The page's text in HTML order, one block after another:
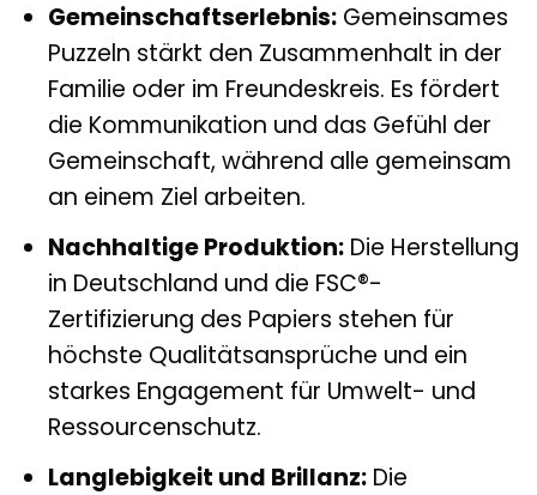
Gemeinschaftserlebnis:Gemeinsames
Puzzeln stärkt den Zusammenhalt in der
Familie oder im Freundeskreis. Es fördert
die Kommunikation und das Gefühl der
Gemeinschaft, während alle gemeinsam
an einem Ziel arbeiten.
Nachhaltige Produktion:Die Herstellung
in Deutschland und die FSC®-
Zertifizierung des Papiers stehen für
höchste Qualitätsansprüche und ein
starkes Engagement für Umwelt- und
Ressourcenschutz.
Langlebigkeit und Brillanz:Die